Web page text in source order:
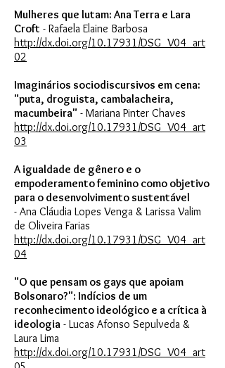
Mulheres que lutam: Ana Terra e Lara
Croft - Rafaela Elaine Barbosa
http://dx.doi.org/10.17931/DSG_V04_art
02
Imaginários sociodiscursivos em cena:
"puta, droguista, cambalacheira,
macumbeira" - Mariana Pinter Chaves
http://dx.doi.org/10.17931/DSG_V04_art
03
A igualdade de gênero e o
empoderamento feminino como objetivo
para o desenvolvimento sustentável
- Ana Cláudia Lopes Venga & Larissa Valim
de Oliveira Farias
http://dx.doi.org/10.17931/DSG_V04_art
04
"O que pensam os gays que apoiam
Bolsonaro?": Indícios de um
reconhecimento ideológico e a crítica à
ideologia - Lucas Afonso Sepulveda &
Laura Lima
http://dx.doi.org/10.17931/DSG_V04_art